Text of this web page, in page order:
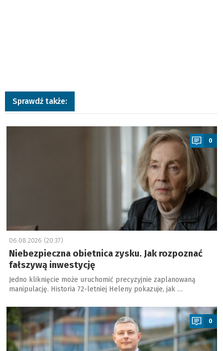
Sprawdź także:
a
0
06.08.2026 (20:37)
Niebezpieczna obietnica zysku. Jak rozpoznać
fałszywą inwestycję
Jedno kliknięcie może uruchomić precyzyjnie zaplanowaną
manipulację. Historia 72-letniej Heleny pokazuje, jak …
a
0